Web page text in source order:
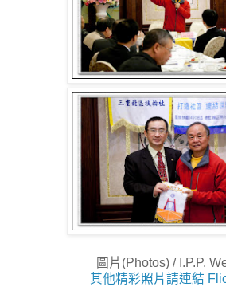
圖片(Photos) / I.P.P.
其他精彩照片請連結